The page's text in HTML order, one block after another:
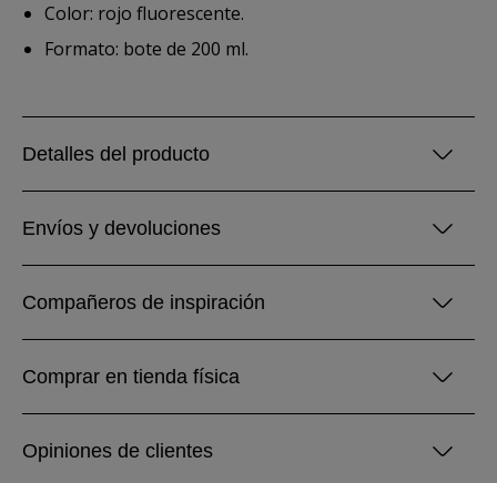
Color: rojo fluorescente.
Formato: bote de 200 ml.
Detalles del producto
Envíos y devoluciones
Compañeros de inspiración
Comprar en tienda física
Opiniones de clientes